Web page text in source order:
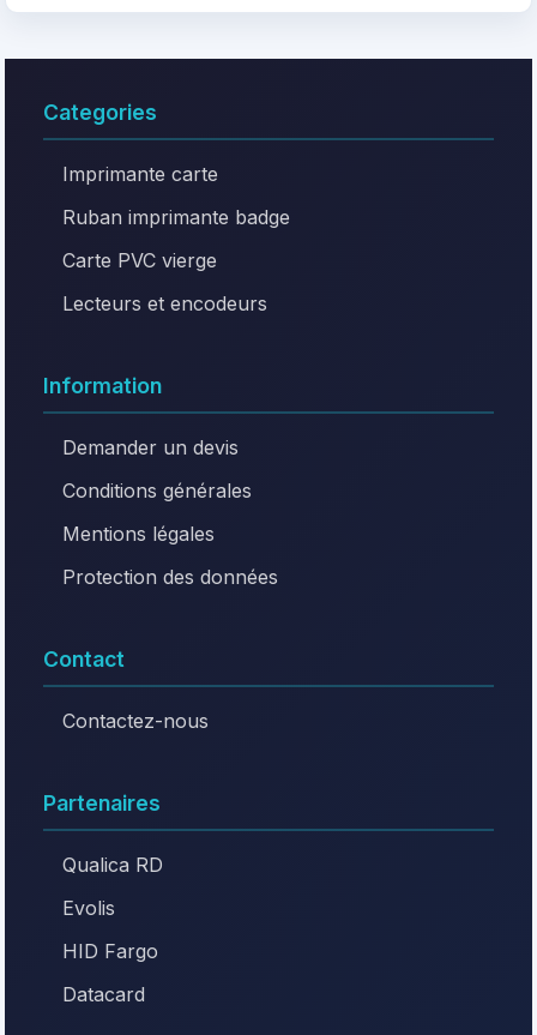
Categories
Imprimante carte
Ruban imprimante badge
Carte PVC vierge
Lecteurs et encodeurs
Information
Demander un devis
Conditions générales
Mentions légales
Protection des données
Contact
Contactez-nous
Partenaires
Qualica RD
Evolis
HID Fargo
Datacard